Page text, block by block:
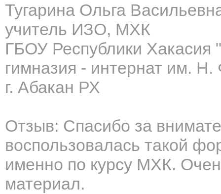
Тугарина Ольга
учитель ИЗО, МХК
ГБОУ Республики Хакасия
гимназия - интернат им. Н.
г. Абакан РХ
Отзыв: Спасибо за
воспользовалась такой
именно по курсу МХК.
материал.